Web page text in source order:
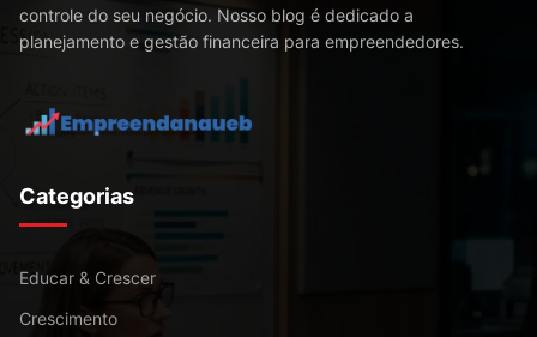
controle do seu negócio. Nosso blog é dedicado a
planejamento e gestão financeira para empreendedores.
Categorias
Educar & Crescer
Crescimento